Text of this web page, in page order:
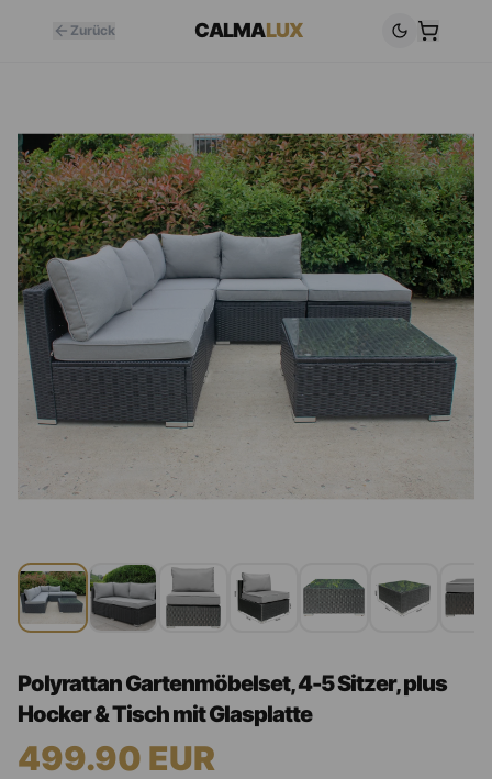
Zurück CALMALUX
Polyrattan Gartenmöbelset, 4-5 Sitzer, plus
Hocker & Tisch mit Glasplatte
499.90 EUR